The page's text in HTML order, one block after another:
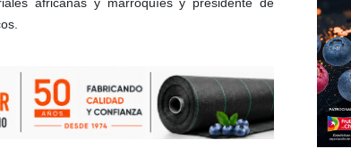
africanas y marroquíes y presidente de